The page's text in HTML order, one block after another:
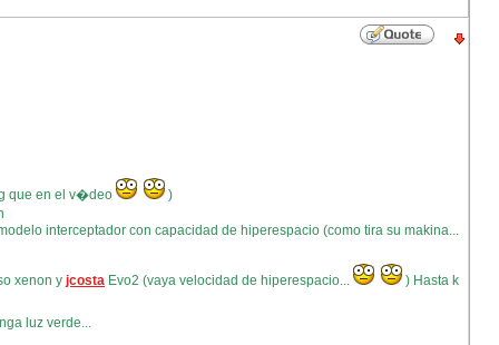
que en el v�deo
)
interceptador con capacidad de hiperespacio (como tira su makina...
xenon y jcosta Evo2 (vaya velocidad de hiperespacio... ) Hasta k
luz verde...